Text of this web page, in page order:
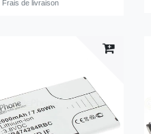
Frais de livraison